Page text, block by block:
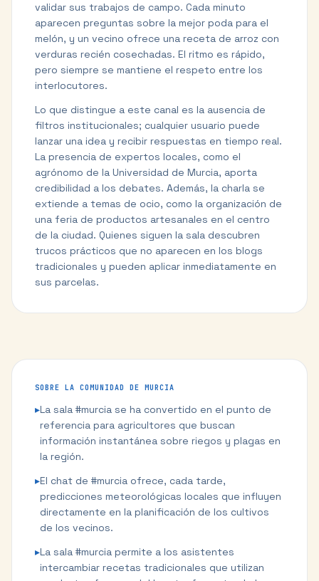
validar sus trabajos de campo. Cada minuto
aparecen preguntas sobre la mejor poda para el
melón, y un vecino ofrece una receta de arroz con
verduras recién cosechadas. El ritmo es rápido,
pero siempre se mantiene el respeto entre los
interlocutores.
Lo que distingue a este canal es la ausencia de
filtros institucionales; cualquier usuario puede
lanzar una idea y recibir respuestas en tiempo real.
La presencia de expertos locales, como el
agrónomo de la Universidad de Murcia, aporta
credibilidad a los debates. Además, la charla se
extiende a temas de ocio, como la organización de
una feria de productos artesanales en el centro
de la ciudad. Quienes siguen la sala descubren
trucos prácticos que no aparecen en los blogs
tradicionales y pueden aplicar inmediatamente en
sus parcelas.
SOBRE LA COMUNIDAD DE MURCIA
▸La sala #murcia se ha convertido en el punto de
referencia para agricultores que buscan
información instantánea sobre riegos y plagas en
la región.
▸El chat de #murcia ofrece, cada tarde,
predicciones meteorológicas locales que influyen
directamente en la planificación de los cultivos
de los vecinos.
▸La sala #murcia permite a los asistentes
intercambiar recetas tradicionales que utilizan